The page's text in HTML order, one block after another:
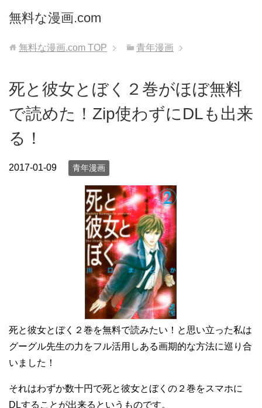
無料な漫画.com
無料な漫画.com TOP 青年漫画
死と彼女とぼく２巻がほぼ無料
で読めた！Zip使わずにDLも出来
る！
2017-01-09 青年漫画
死と彼女とぼく２巻を無料で読みたい！と思い立った私は
グーグル先生の力をフル活用しある画期的な方法に巡り合
いました！
それはわずか数十円で死と彼女とぼくの２巻をスマホに
DLすることが出来るというものです。